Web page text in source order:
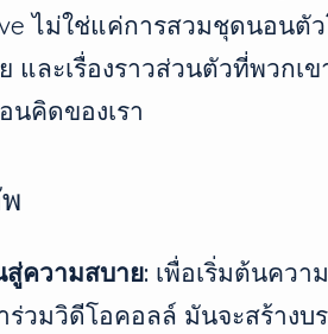
ไม่ใช่แค่การสวมชุดนอนตั
และเรื่องราวส่วนตัวที่พวก
นคิดของเรา
ความสบาย: เพื่อเริ่มต้นคว
ร่วมวิดีโอคอลล์ มันจะสร้าง